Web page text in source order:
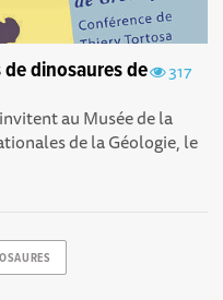
317
dinosaures de
au Musée de la
de la Géologie, le